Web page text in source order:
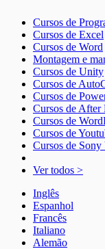
Cursos de
Cursos de Excel
Cursos de Word
Montagem e
Cursos de Unity
Cursos de
Cursos de
Cursos de After
Cursos de
Cursos de
Cursos de Sony
Ver todos >
Inglês
Espanhol
Francês
Italiano
Alemão